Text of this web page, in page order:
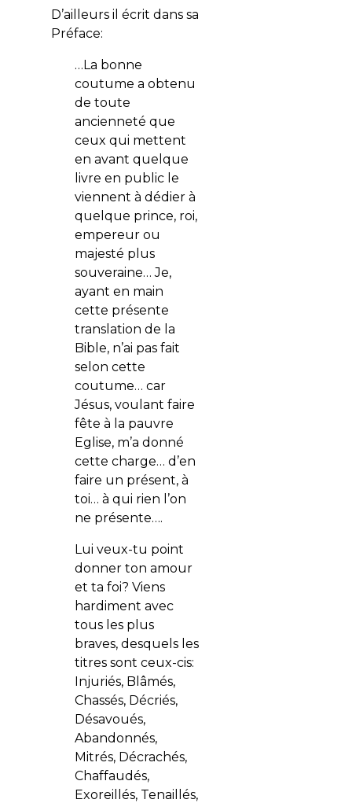
D’ailleurs il écrit dans sa
Préface:
…La bonne
coutume a obtenu
de toute
ancienneté que
ceux qui mettent
en avant quelque
livre en public le
viennent à dédier à
quelque prince, roi,
empereur ou
majesté plus
souveraine… Je,
ayant en main
cette présente
translation de la
Bible, n’ai pas fait
selon cette
coutume… car
Jésus, voulant faire
fête à la pauvre
Eglise, m’a donné
cette charge… d’en
faire un présent, à
toi… à qui rien l’on
ne présente….
Lui veux-tu point
donner ton amour
et ta foi? Viens
hardiment avec
tous les plus
braves, desquels les
titres sont ceux-cis:
Injuriés, Blâmés,
Chassés, Décriés,
Désavoués,
Abandonnés,
Mitrés, Décrachés,
Chaffaudés,
Exoreillés, Tenaillés,